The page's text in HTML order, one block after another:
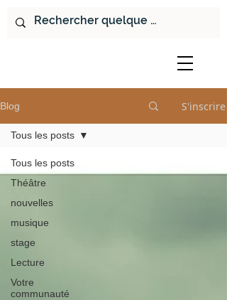
Blog S'inscrire
Tous les posts
Théâtre
nouvelles
musique
stage
Lecture
Votre
communauté
Tous les posts